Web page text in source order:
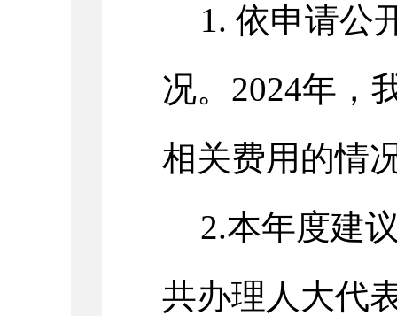
1. 依申请公
况。 2024年，
相关费用的情
2.本年度建
共办理人大代